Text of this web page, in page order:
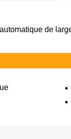
de